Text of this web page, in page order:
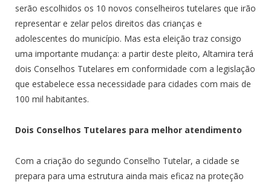
serão escolhidos os 10 novos conselheiros tutelares que irão
representar e zelar pelos direitos das crianças e
adolescentes do município. Mas esta eleição traz consigo
uma importante mudança: a partir deste pleito, Altamira terá
dois Conselhos Tutelares em conformidade com a legislação
que estabelece essa necessidade para cidades com mais de
100 mil habitantes.
Dois Conselhos Tutelares para melhor atendimento
Com a criação do segundo Conselho Tutelar, a cidade se
prepara para uma estrutura ainda mais eficaz na proteção